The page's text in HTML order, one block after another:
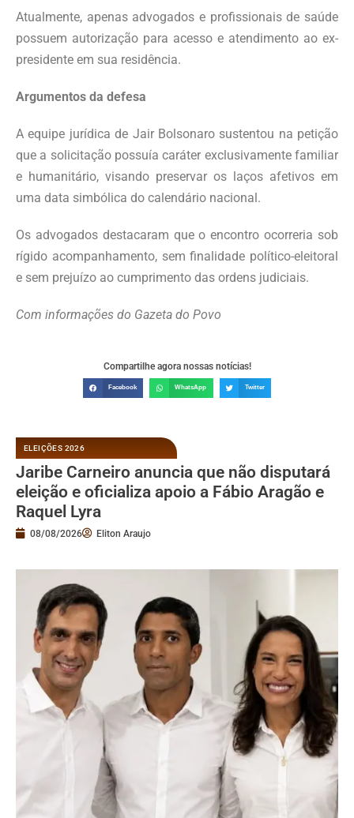
Atualmente, apenas advogados e profissionais de saúde
possuem autorização para acesso e atendimento ao ex-
presidente em sua residência.
Argumentos da defesa
A equipe jurídica de Jair Bolsonaro sustentou na petição
que a solicitação possuía caráter exclusivamente familiar
e humanitário, visando preservar os laços afetivos em
uma data simbólica do calendário nacional.
Os advogados destacaram que o encontro ocorreria sob
rígido acompanhamento, sem finalidade político-eleitoral
e sem prejuízo ao cumprimento das ordens judiciais.
Com informações do Gazeta do Povo
Compartilhe agora nossas notícias!
Facebook WhatsApp Twitter
ELEIÇÕES 2026
Jaribe Carneiro anuncia que não disputará
eleição e oficializa apoio a Fábio Aragão e
Raquel Lyra
08/08/2026 Eliton Araujo